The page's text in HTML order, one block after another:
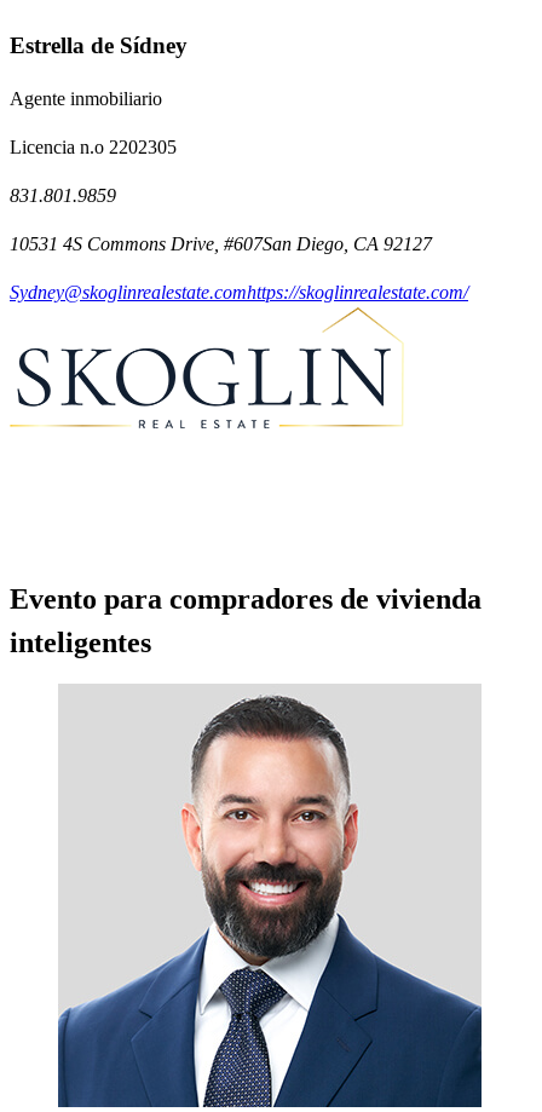
Estrella de Sídney
Agente inmobiliario
Licencia n.o 2202305
831.801.9859
10531 4S Commons Drive, #607San Diego, CA 92127
Sydney@skoglinrealestate.comhttps://skoglinrealestate.com/
Evento para compradores de vivienda
inteligentes